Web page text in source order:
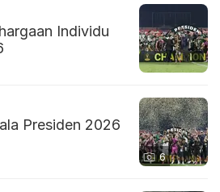
Individu
6
Presiden 2026